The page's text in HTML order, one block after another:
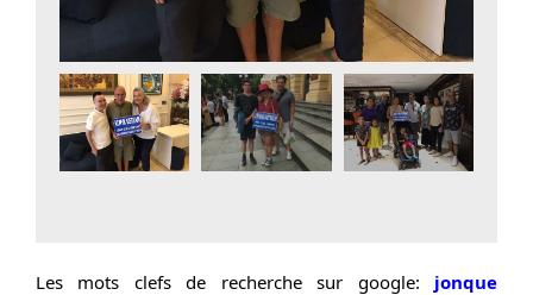
Les mots clefs de recherche sur google: jonque